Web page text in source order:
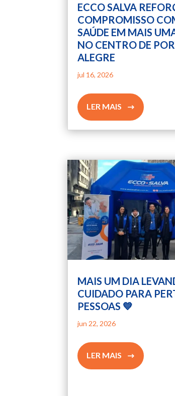
ECCO SALVA
COMPROMISSO
SAÚDE EM MAIS
NO CENTRO DE
ALEGRE
jul 16, 2026
LER MAIS
MAIS UM DIA
CUIDADO PARA
PESSOAS 💙
jun 22, 2026
LER MAIS